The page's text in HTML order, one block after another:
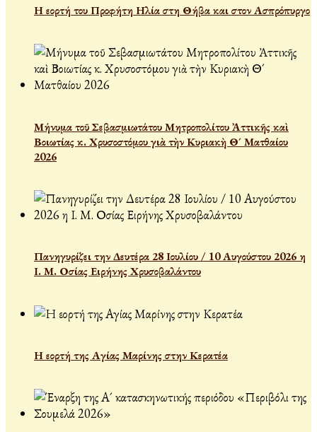
Η εορτή του Προφήτη Ηλία στη Θήβα και στον Ασπρόπυργο
Μήνυμα τοῦ Σεβασμιωτάτου Μητροπολίτου Ἀττικῆς καὶ
Βοιωτίας κ. Χρυσοστόμου γιὰ τὴν Κυριακὴ Θ´ Ματθαίου
2026
Πανηγυρίζει την Δευτέρα 28 Ιουλίου / 10 Αυγούστου 2026 η
Ι. Μ. Οσίας Ειρήνης Χρυσοβαλάντου
Η εορτή της Αγίας Μαρίνης στην Κερατέα